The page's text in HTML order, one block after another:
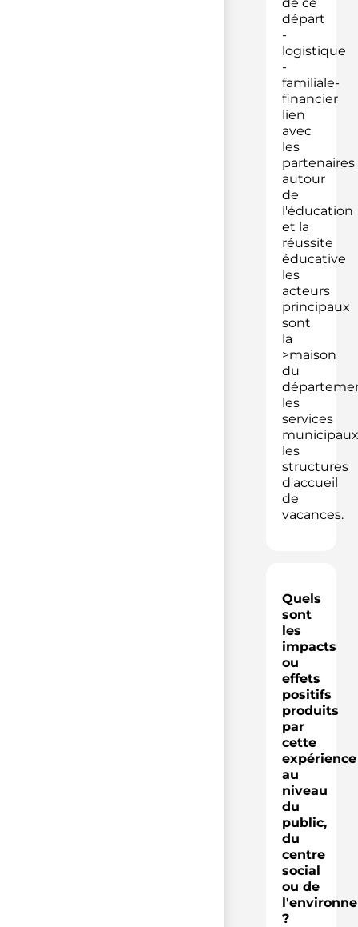
départ
-
logistique
-
familiale-
financier
lien
avec
les
partenaires
autour
de
l'éducation
et la
réussite
éducative
les
acteurs
principaux
sont
la
>maison
du
les
services
les
structures
d'accueil
de
vacances.
Quels
sont
les
impacts
ou
effets
positifs
produits
par
cette
expérience
au
niveau
du
public,
du
centre
social
ou de
?